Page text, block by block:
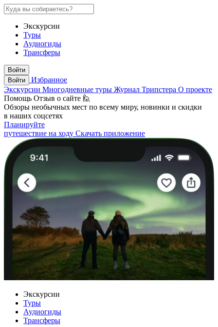
Экскурсии
Туры
Аудиогиды
Трансферы
Войти
Войти
Избранное
Экскурсии Многодневные туры Журнал Трипстера О проекте
Помощь Отзыв о сайте 🙋
Обзоры необычных мест по всему миру, новинки и скидки
в наших соцсетях
Планируйте
путешествие на ходу Скачать приложение
Экскурсии
Туры
Аудиогиды
Трансферы